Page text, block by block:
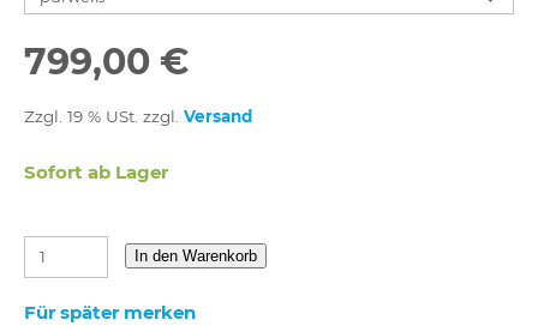
799,00 €
Zzgl. 19 % USt. zzgl. Versand
Sofort ab Lager
In den Warenkorb
Für später merken